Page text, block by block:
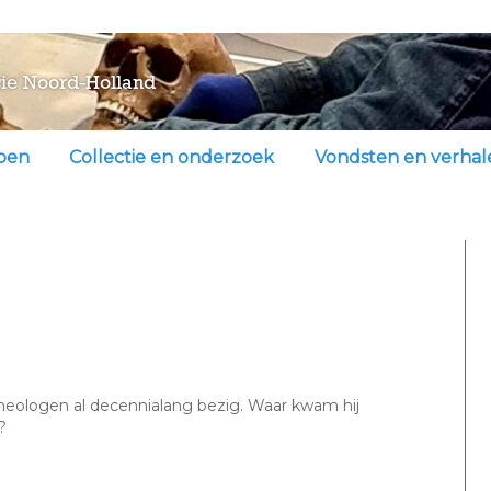
Noord-Holland
Collectie en onderzoek Vondsten en
al decennialang bezig. Waar kwam hij